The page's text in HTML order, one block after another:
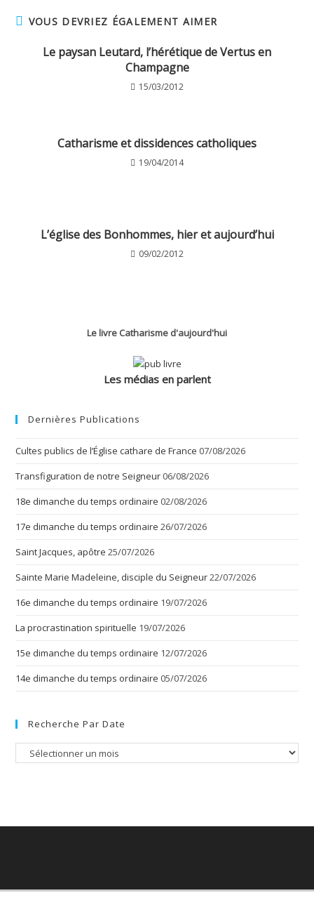
VOUS DEVRIEZ ÉGALEMENT AIMER
Le paysan Leutard, l’hérétique de Vertus en
Champagne
15/03/2012
Catharisme et dissidences catholiques
19/04/2014
L’église des Bonhommes, hier et aujourd’hui
09/02/2012
Le livre Catharisme d'aujourd'hui
Les médias en parlent
Dernières Publications
Cultes publics de l’Église cathare de France 07/08/2026
Transfiguration de notre Seigneur 06/08/2026
18e dimanche du temps ordinaire 02/08/2026
17e dimanche du temps ordinaire 26/07/2026
Saint Jacques, apôtre 25/07/2026
Sainte Marie Madeleine, disciple du Seigneur22/07/2026
16e dimanche du temps ordinaire 19/07/2026
La procrastination spirituelle 19/07/2026
15e dimanche du temps ordinaire 12/07/2026
14e dimanche du temps ordinaire 05/07/2026
Recherche Par Date
Recherche